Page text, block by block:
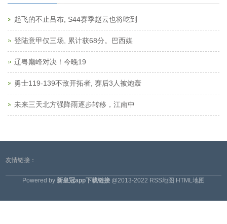
起飞的不止吕布, S44赛季赵云也将吃到
登陆意甲仅三场, 累计获68分。巴西媒
辽粤巅峰对决！今晚19
勇士119-139不敌开拓者, 赛后3人被炮轰
未来三天北方强降雨逐步转移，江南中
友情链接：
Powered by 新皇冠app下载链接 @2013-2022 RSS地图 HTML地图